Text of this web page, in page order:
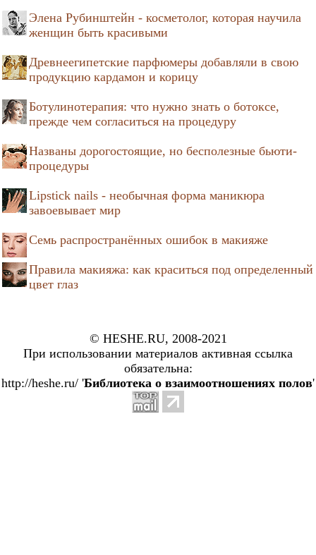
Элена Рубинштейн - косметолог, которая научила
женщин быть красивыми
Древнеегипетские парфюмеры добавляли в свою
продукцию кардамон и корицу
Ботулинотерапия: что нужно знать о ботоксе,
прежде чем согласиться на процедуру
Названы дорогостоящие, но бесполезные бьюти-
процедуры
Lipstick nails - необычная форма маникюра
завоевывает мир
Семь распространённых ошибок в макияже
Правила макияжа: как краситься под определенный
цвет глаз
© HESHE.RU, 2008-2021
При использовании материалов активная ссылка
обязательна:
http://heshe.ru/ 'Библиотека о взаимоотношениях полов'